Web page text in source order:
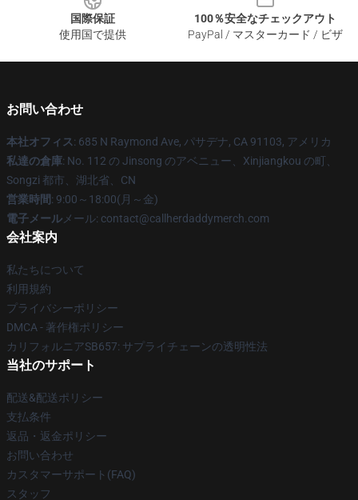
国際保証
使用国で提供
100％安全なチェックアウト
PayPal / マスターカード / ビザ
お問い合わせ
本社オフィス: 685 N Raymond Ave, パサデナ, CA 91103, アメリカ
私達の倉庫: No. 112 の Jinsong のアベニュー、Xinjiangkou の町、
Songzi 都市、湖北省、CN
営業時間: 9:00～18:00(月～金)
電子メール メール: contact@callherdaddymerch.com
会社案内
私たちについて
利用規約
プライバシーポリシー
DMCA - 著作権ポリシー
カリフォルニアSB657: サプライチェーンの透明性法
当社のサポート
配送&配送ポリシー
支払条件
返品・返金ポリシー
お問い合わせ
カスタマーサポート(FAQ)
スタッフ